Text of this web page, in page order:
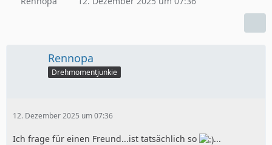
Rennopa
Drehmomentjunkie
12. Dezember 2025 um 07:36
Ich frage für einen Freund...ist tatsächlich so
...